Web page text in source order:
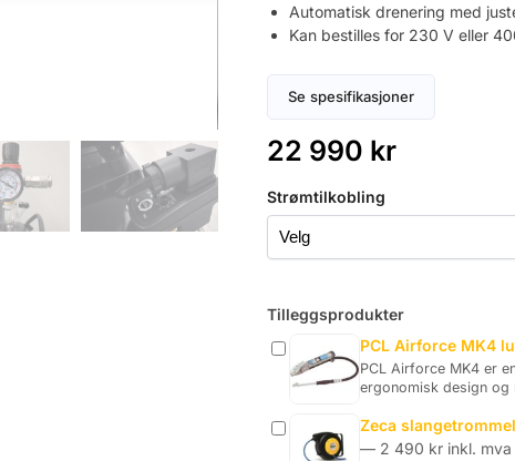
Automatisk drenering med
Kan bestilles for 230 V eller
Se spesifikasjoner
22 990 kr
Strømtilkobling
Tilleggsprodukter
PCL Airforce MK4
PCL Airforce MK4 er
ergonomisk design
Zeca
— 2 490 krinkl. mva